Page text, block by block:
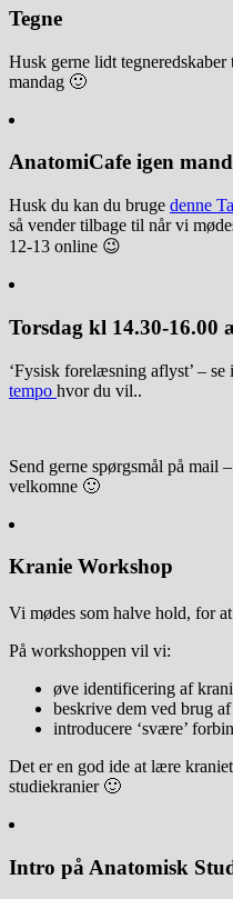
Tegne
Husk gerne lidt
mandag 🙂
AnatomiCafe igen
Husk du kan du bruge denne
så vender tilbage til når vi
12-13 online 😉
Torsdag kl 14.30-16.00
‘Fysisk forelæsning aflyst’ – se
tempo hvor du vil..
Send gerne spørgsmål på mail
velkomne 🙂
Kranie Workshop
Vi mødes som halve hold, for
På workshoppen vil vi:
øve identificering af
beskrive dem ved brug
introducere ‘svære’
Det er en god ide at lære
studiekranier 🙂
Intro på Anatomisk